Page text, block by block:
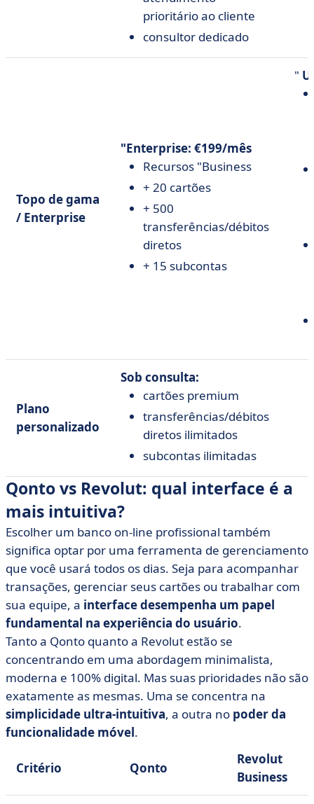
prioritário ao cliente
consultor dedicado
Topo de gama
/ Enterprise
"Enterprise: €199/mês
Recursos "Business
+ 20 cartões
+ 500
transferências/débitos
diretos
+ 15 subcontas
"
Plano
personalizado
Sob consulta:
cartões premium
transferências/débitos
diretos ilimitados
subcontas ilimitadas
Qonto vs Revolut: qual interface é a
mais intuitiva?
Escolher um banco on-line profissional também
significa optar por uma ferramenta de gerenciamento
que você usará todos os dias. Seja para acompanhar
transações, gerenciar seus cartões ou trabalhar com
sua equipe, a interface desempenha um papel
fundamental na experiência do usuário.
Tanto a Qonto quanto a Revolut estão se
concentrando em uma abordagem minimalista,
moderna e 100% digital. Mas suas prioridades não são
exatamente as mesmas. Uma se concentra na
simplicidade ultra-intuitiva, a outra no poder da
funcionalidade móvel.
Critério Qonto
Revolut
Business